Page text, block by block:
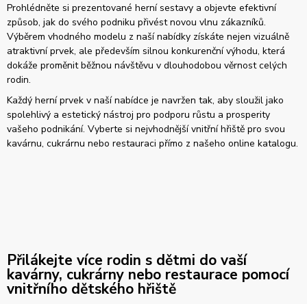
Prohlédněte si prezentované herní sestavy a objevte efektivní
způsob, jak do svého podniku přivést novou vlnu zákazníků.
Výběrem vhodného modelu z naší nabídky získáte nejen vizuálně
atraktivní prvek, ale především silnou konkurenční výhodu, která
dokáže proměnit běžnou návštěvu v dlouhodobou věrnost celých
rodin.
Každý herní prvek v naší nabídce je navržen tak, aby sloužil jako
spolehlivý a estetický nástroj pro podporu růstu a prosperity
vašeho podnikání. Vyberte si nejvhodnější vnitřní hřiště pro svou
kavárnu, cukrárnu nebo restauraci přímo z našeho online katalogu.
Přilákejte více rodin s dětmi do vaší
kavárny, cukrárny nebo restaurace pomocí
vnitřního dětského hřiště